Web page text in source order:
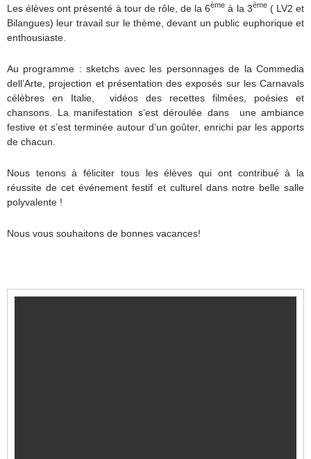
Les élèves ont présenté à tour de rôle, de la 6ème à la 3ème( LV2 et
Bilangues) leur travail sur le thème, devant un public euphorique et
enthousiaste.
Au programme : sketchs avec les personnages de la Commedia
dell’Arte, projection et présentation des exposés sur les Carnavals
célèbres en Italie, vidéos des recettes filmées, poésies et
chansons. La manifestation s’est déroulée dans une ambiance
festive et s’est terminée autour d’un goûter, enrichi par les apports
de chacun.
Nous tenons à féliciter tous les élèves qui ont contribué à la
réussite de cet événement festif et culturel dans notre belle salle
polyvalente !
Nous vous souhaitons de bonnes vacances!